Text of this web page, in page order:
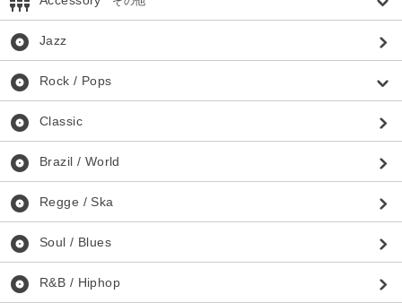
album Jazz
album Rock / Pops
album Classic
album Brazil / World
album Regge / Ska
album Soul / Blues
album R&B / Hiphop